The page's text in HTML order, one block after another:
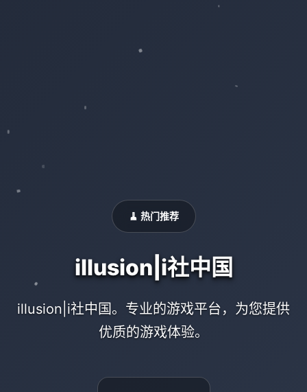
🧹 热门推荐
illusion|i社中国
illusion|i社中国。专业的游戏平台，为您提供
优质的游戏体验。